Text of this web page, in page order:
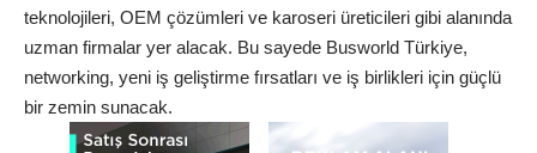
teknolojileri, OEM çözümleri ve karoseri üreticileri gibi alanında
uzman firmalar yer alacak. Bu sayede Busworld Türkiye,
networking, yeni iş geliştirme fırsatları ve iş birlikleri için güçlü
bir zemin sunacak.